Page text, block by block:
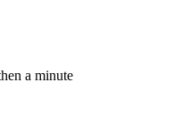
a minute